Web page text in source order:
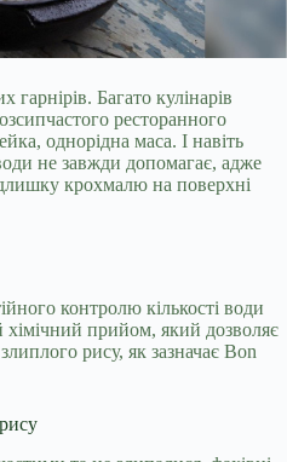
Багато кулінарів
ресторанного
однорідна маса. І навіть
не завжди допомагає, адже
крохмалю на поверхні
контролю кількості води
прийом, який дозволяє
рису, як зазначає Bon